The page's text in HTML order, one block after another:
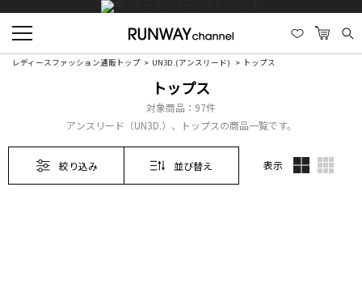
レディースファッション通販トップ UN3D.(アンスリード) トップス
トップス
対象商品： 97件
アンスリード（UN3D.）、トップスの商品一覧です。
絞り込み 並び替え 表示